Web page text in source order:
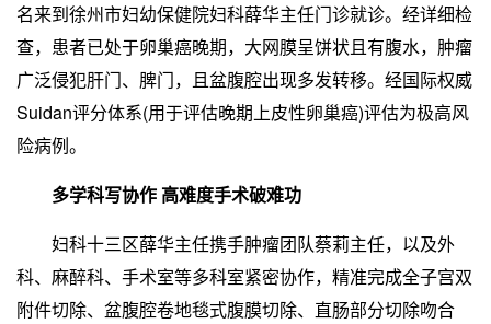
名来到徐州市妇幼保健院妇科薛华主任门诊就诊。经详细检
查，患者已处于卵巢癌晚期，大网膜呈饼状且有腹水，肿瘤
广泛侵犯肝门、脾门，且盆腹腔出现多发转移。经国际权威
Suidan评分体系(用于评估晚期上皮性卵巢癌)评估为极高风
险病例。
多学科写协作 高难度手术破难功
妇科十三区薛华主任携手肿瘤团队蔡莉主任，以及外
科、麻醉科、手术室等多科室紧密协作，精准完成全子宫双
附件切除、盆腹腔卷地毯式腹膜切除、直肠部分切除吻合